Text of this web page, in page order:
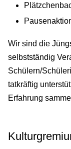
Wir sind die
selbstständig
Schülern/
tatkräftig
Erfahrung